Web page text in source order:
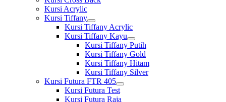
Kursi Acrylic
Kursi Tiffany
Show
sub
menu
Kursi Tiffany Acrylic
Kursi Tiffany Kayu
Show
sub
menu
Kursi Tiffany Putih
Kursi Tiffany Gold
Kursi Tiffany Hitam
Kursi Tiffany Silver
Kursi Futura FTR 405
Show
sub
Kursi Futura Test
Kursi Futura Raja